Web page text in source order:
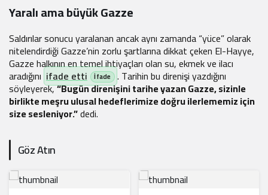
Yaralı ama büyük Gazze
Saldırılar sonucu yaralanan ancak aynı zamanda “yüce” olarak
nitelendirdiği Gazze’nin zorlu şartlarına dikkat çeken El-Hayye,
Gazze halkının en temel ihtiyaçları olan su, ekmek ve ilacı
aradığını ifade etti . Tarihin bu direnişi yazdığını
söyleyerek,“Bugün direnişini tarihe yazan Gazze, sizinle
birlikte meşru ulusal hedeflerimize doğru ilerlememiz için
size sesleniyor.”dedi.
Göz Atın